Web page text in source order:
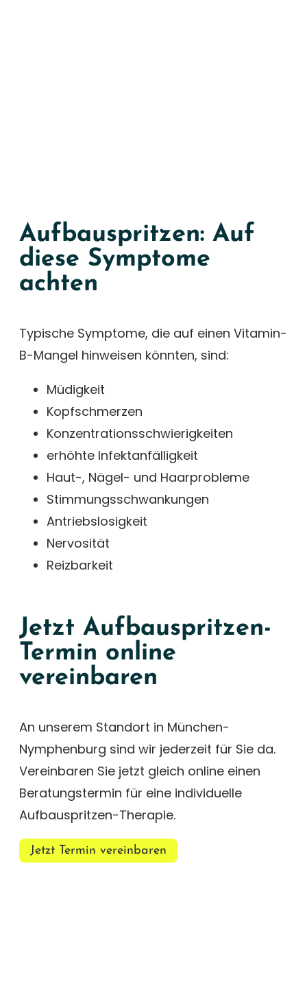
Aufbauspritzen: Auf
diese Symptome
achten
Typische Symptome, die auf einen Vitamin-
B-Mangel hinweisen könnten, sind:
Müdigkeit
Kopfschmerzen
Konzentrationsschwierigkeiten
erhöhte Infektanfälligkeit
Haut-, Nägel- und Haarprobleme
Stimmungsschwankungen
Antriebslosigkeit
Nervosität
Reizbarkeit
Jetzt Aufbauspritzen-
Termin online
vereinbaren
An unserem Standort in München-
Nymphenburg sind wir jederzeit für Sie da.
Vereinbaren Sie jetzt gleich online einen
Beratungstermin für eine individuelle
Aufbauspritzen-Therapie.
Jetzt Termin vereinbaren